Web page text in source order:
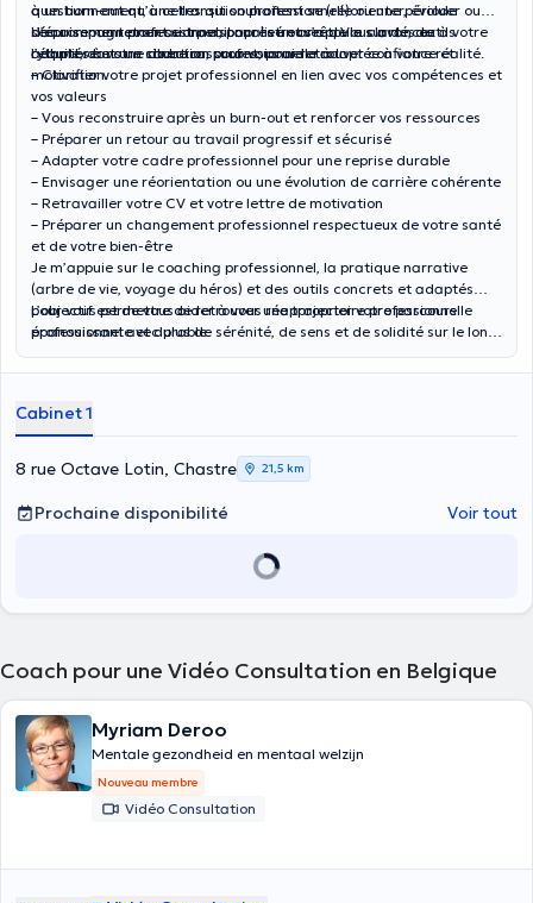
questionnement, une transition professionnelle ou une période
d’épuisement professionnel, pour retrouver de la clarté, de
l’équilibre et une direction professionnelle adaptée à votre réalité.
à un burn-out qu’à celles qui souhaitent se (ré)orienter, évoluer ou
sécuriser un retour au travail après un arrêt. Vous avancez à votre
rythme, dans un cadre rassurant, pour retrouver confiance et
motivation.
L’accompagnement est personnalisé et s’appuie sur des outils
adaptés à votre situation, pour vous aider à :
– Clarifier votre projet professionnel en lien avec vos compétences et
vos valeurs
– Vous reconstruire après un burn-out et renforcer vos ressources
– Préparer un retour au travail progressif et sécurisé
– Adapter votre cadre professionnel pour une reprise durable
– Envisager une réorientation ou une évolution de carrière cohérente
– Retravailler votre CV et votre lettre de motivation
– Préparer un changement professionnel respectueux de votre santé
et de votre bien-être
Je m’appuie sur le coaching professionnel, la pratique narrative
(arbre de vie, voyage du héros) et des outils concrets et adaptés
pour vous permettre de retrouver une trajectoire professionnelle
épanouissante et durable.
L’objectif est de vous aider à vous réapproprier votre parcours
professionnel avec plus de sérénité, de sens et de solidité sur le long
Cabinet 1
8 rue Octave Lotin, Chastre 21,5 km
Prochaine disponibilité Voir tout
Coach pour une Vidéo Consultation en Belgique
Myriam Deroo
Mentale gezondheid en mentaal welzijn
Nouveau membre
Vidéo Consultation